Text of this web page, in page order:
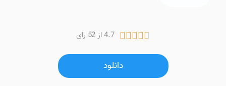
4.7 از 52 رای 
دانلود